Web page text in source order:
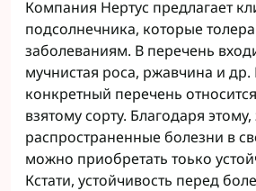
Компания Нертус предлагает
подсолнечника, которые
заболеваниям. В перечень
мучнистая роса, ржавчина и
конкретный перечень
взятому сорту. Благодаря
распространенные болезни в
можно приобретать тоько
Кстати, устойчивость перед